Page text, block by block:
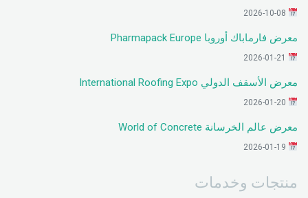
معرض فارماباك أوروبا Pharmapack Europe
معرض الأسقف الدولي International Roofing Expo
معرض عالم الخرسانة World of Concrete
منتجات وخدمات